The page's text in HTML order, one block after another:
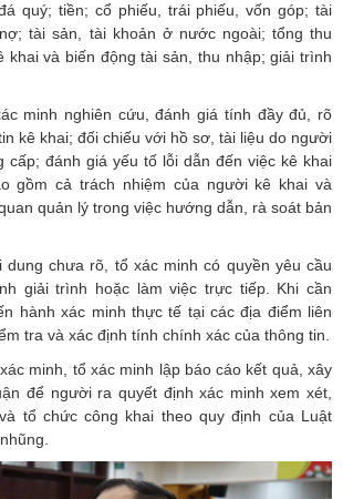
quý; tiền; cổ phiếu, trái phiếu, vốn góp; tài
tài sản, tài khoản ở nước ngoài; tổng thu
khai và biến động tài sản, thu nhập; giải trình
minh nghiên cứu, đánh giá tính đầy đủ, rõ
kê khai; đối chiếu với hồ sơ, tài liệu do người
cấp; đánh giá yếu tố lỗi dẫn đến việc kê khai
gồm cả trách nhiệm của người kê khai và
quản lý trong việc hướng dẫn, rà soát bản
chưa rõ, tổ xác minh có quyền yêu cầu
giải trình hoặc làm việc trực tiếp. Khi cần
hành xác minh thực tế tại các địa điểm liên
tra và xác định tính chính xác của thông tin.
minh, tổ xác minh lập báo cáo kết quả, xây
để người ra quyết định xác minh xem xét,
tổ chức công khai theo quy định của Luật